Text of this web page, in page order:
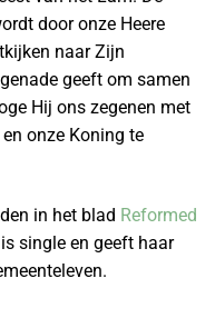
door onze Heere
naar Zijn
geeft om samen
Hij ons zegenen met
onze Koning te
in het blad Reformed
single en geeft haar